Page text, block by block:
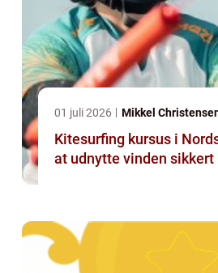
01 juli 2026 Mikkel
Kitesurfing kursus i
at udnytte vinden sikkert